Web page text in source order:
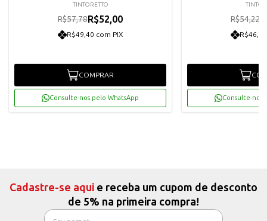
TINTORETTO
R$57,78R$52,00
R$49,40 com PIX
COMPRAR
Consulte-nos pelo WhatsApp
R$54,22
Consulte-nos
Cadastre-se aqui e receba um cupom de desconto
de 5% na primeira compra!